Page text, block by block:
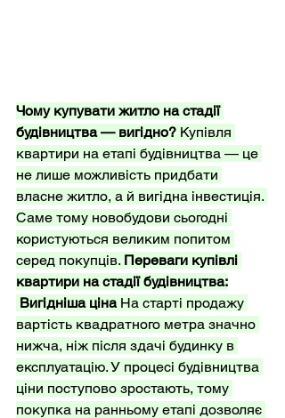
Чому купувати житло на стадії
будівництва — вигідно? Купівля
квартири на етапі будівництва — це
не лише можливість придбати
власне житло, а й вигідна інвестиція.
Саме тому новобудови сьогодні
користуються великим попитом
серед покупців. Переваги купівлі
квартири на стадії будівництва:
Вигідніша ціна На старті продажу
вартість квадратного метра значно
нижча, ніж після здачі будинку в
експлуатацію. У процесі будівництва
ціни поступово зростають, тому
покупка на ранньому етапі дозволяє